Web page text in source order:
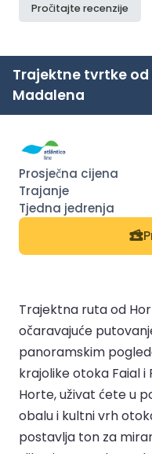
Pročitajte recenzije
Trajektne tvrtke od
Madalena
Trajektna ruta od
očaravajuće
panoramskim
krajolike otoka Faial i
Horte, uživat ćete u
obalu i kultni vrh
postavlja ton za